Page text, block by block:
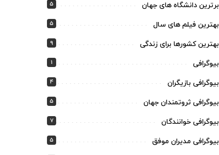
برترین دانشگاه های جهان 5
بهترین فیلم های سال 5
بهترین کشورها برای زندگی 9
بیوگرافی 1
بیوگرافی بازیگران 4
بیوگرافی ثروتمندان جهان 5
بیوگرافی خوانندگان 7
بیوگرافی مدیران موفق 5